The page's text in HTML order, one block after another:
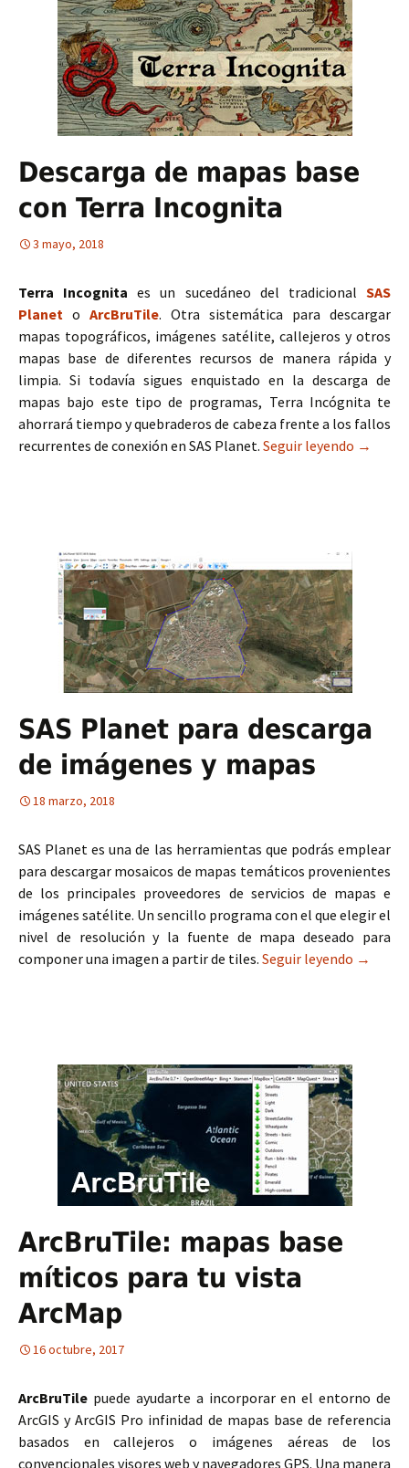
Descarga de mapas base
con Terra Incognita
3 mayo, 2018
Terra Incognita es un sucedáneo del tradicionalSAS
Planet o ArcBruTile. Otra sistemática para descargar
mapas topográficos, imágenes satélite, callejeros y otros
mapas base de diferentes recursos de manera rápida y
limpia. Si todavía sigues enquistado en la descarga de
mapas bajo este tipo de programas, Terra Incógnita te
ahorrará tiempo y quebraderos de cabeza frente a los fallos
recurrentes de conexión en SAS Planet. Seguir leyendo →
SAS Planet para descarga
de imágenes y mapas
18 marzo, 2018
SAS Planet es una de las herramientas que podrás emplear
para descargar mosaicos de mapas temáticos provenientes
de los principales proveedores de servicios de mapas e
imágenes satélite. Un sencillo programa con el que elegir el
nivel de resolución y la fuente de mapa deseado para
componer una imagen a partir de tiles. Seguir leyendo SAS
→
ArcBruTile: mapas base
míticos para tu vista
ArcMap
16 octubre, 2017
ArcBruTile puede ayudarte a incorporar en el entorno de
ArcGIS y ArcGIS Pro infinidad de mapas base de referencia
basados en callejeros o imágenes aéreas de los
convencionales visores web y navegadores GPS. Una manera